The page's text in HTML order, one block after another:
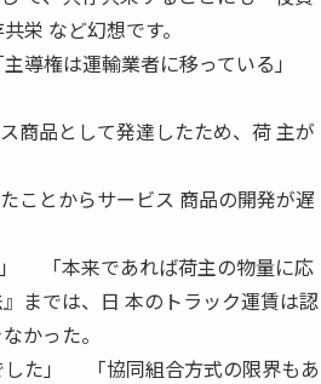
栄 など幻想です。
導権は運輸業者に移っている」
商品として発達したため、荷 主が
ことからサービス 商品の開発が遅
「本来であれば荷主の物量に応
までは、日 本のトラック運賃は認
かった。
した」 「協同組合方式の限界もあ